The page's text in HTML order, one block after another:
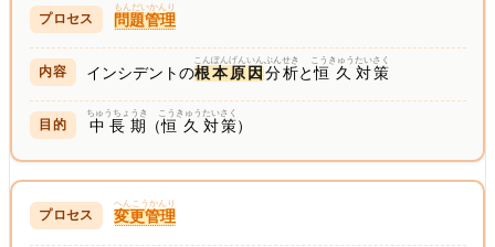
問題管理
もんだいかんり
インシデントの根本
こんぽん
原因
げんいん
分析
ぶんせき
と恒久
こうきゅう
対策
たいさく
中長期
ちゅうちょうき
（恒久
こうきゅう
対策
たいさく
）
変更管理
へんこうかんり